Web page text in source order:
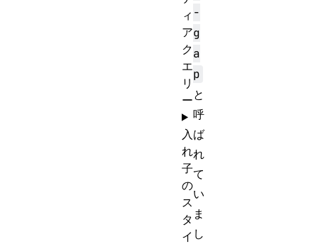
-
g
a
p
と
呼
ば
れ
て
い
ま
し
ィ
ア
ク
エ
リ
ー
入
れ
子
の
ス
タ
イ